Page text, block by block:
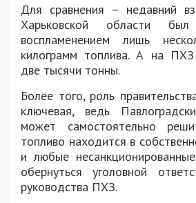
Для сравнения – недавний
Харьковской области был
воспламенением лишь
килограмм топлива. А на ПХЗ
две тысячи тонны.
Более того, роль
ключевая, ведь
может самостоятельно
топливо находится в
и любые
обернуться уголовной
руководства ПХЗ.